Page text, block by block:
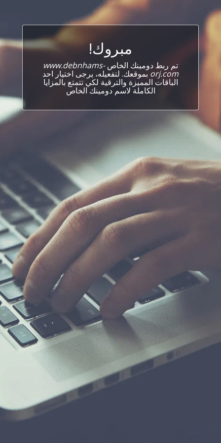
مبروك!
تم ربط دومينك الخاصwww.debnhams-
orj.com بموقعك. لتفعيله، يرجى اختيار احد
الباقات المميزة والترقية لكي تتمتع بالمزايا
الكاملة لاسم دومينك الخاص